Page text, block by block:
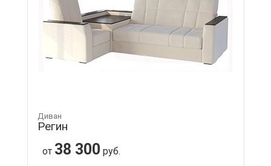
Диван
Регин
от 38 300 руб.